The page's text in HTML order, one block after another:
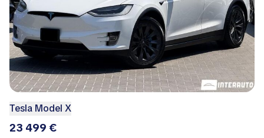
Tesla Model X
23 499 €